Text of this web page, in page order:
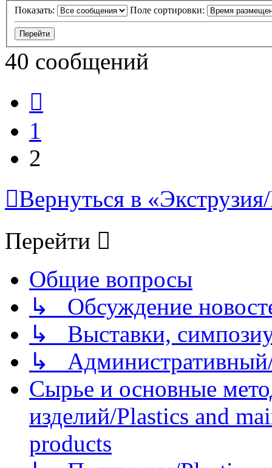
Показать: Поле сортировки:
40 сообщений
1
2
Вернуться в
Перейти
Общие вопросы
↳ Обсуждение
↳ Выставки,
↳
Сырье и основные
изделий/Plastics and
products